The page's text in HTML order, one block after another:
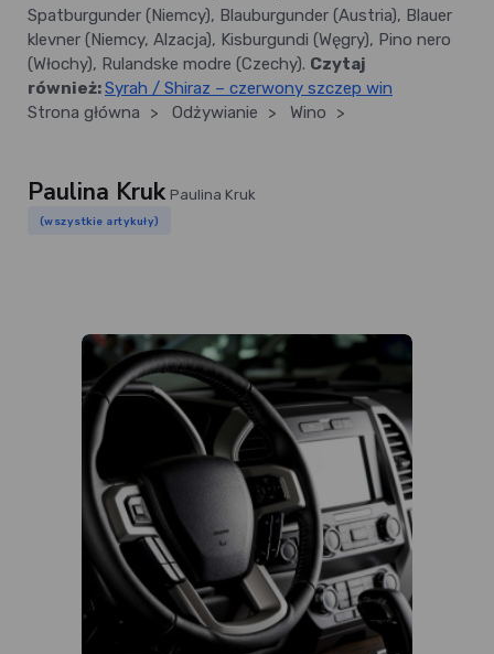
Spatburgunder (Niemcy), Blauburgunder (Austria), Blauer
klevner (Niemcy, Alzacja), Kisburgundi (Węgry), Pino nero
(Włochy), Rulandske modre (Czechy). Czytaj
również:Syrah / Shiraz – czerwony szczep win
Strona główna
> Odżywianie > Wino >
Paulina Kruk Paulina Kruk
(wszystkie artykuły)